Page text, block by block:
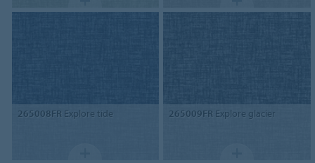
265008FR Explore tide 265009FR Explore glacier